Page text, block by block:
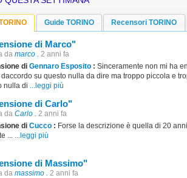
Guide TORINO Recensori TORINO
di Marco"
da marco .
2 anni fa
diGennaro Esposito : Sinceramente non mi ha
su questo nulla da dire ma troppo piccola e
nulla di
...leggi più
di Carlo"
da Carlo .
2 anni fa
diCucco : Forse la descrizione è quella di 20
...
...leggi più
di Massimo"
da massimo .
2 anni fa